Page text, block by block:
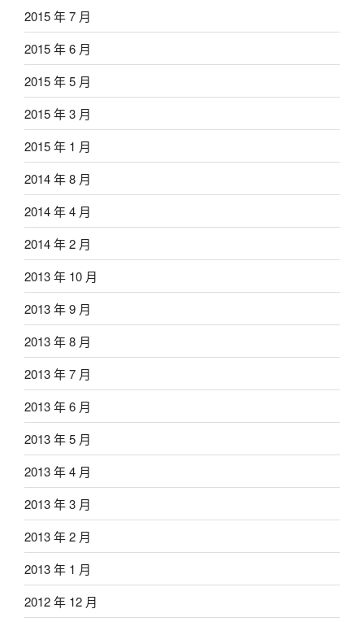
2015 年 7 月
2015 年 6 月
2015 年 5 月
2015 年 3 月
2015 年 1 月
2014 年 8 月
2014 年 4 月
2014 年 2 月
2013 年 10 月
2013 年 9 月
2013 年 8 月
2013 年 7 月
2013 年 6 月
2013 年 5 月
2013 年 4 月
2013 年 3 月
2013 年 2 月
2013 年 1 月
2012 年 12 月